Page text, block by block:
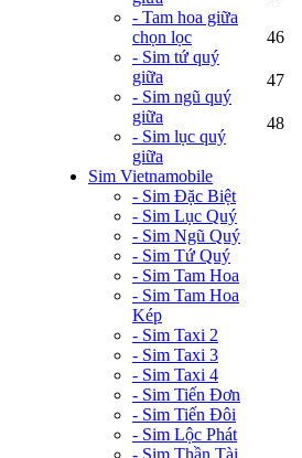
- Tam hoa giữa
chọn lọc
- Sim tứ quý
giữa
- Sim ngũ quý
giữa
- Sim lục quý
giữa
Sim Vietnamobile
- Sim Đặc Biệt
- Sim Lục Quý
- Sim Ngũ Quý
- Sim Tứ Quý
- Sim Tam Hoa
- Sim Tam Hoa
Kép
- Sim Taxi 2
- Sim Taxi 3
- Sim Taxi 4
- Sim Tiến Đơn
- Sim Tiến Đôi
- Sim Lộc Phát
- Sim Thần Tài
46
47
48